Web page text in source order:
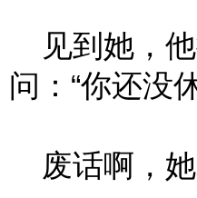
见到她，他
问：“你还没
废话啊，她